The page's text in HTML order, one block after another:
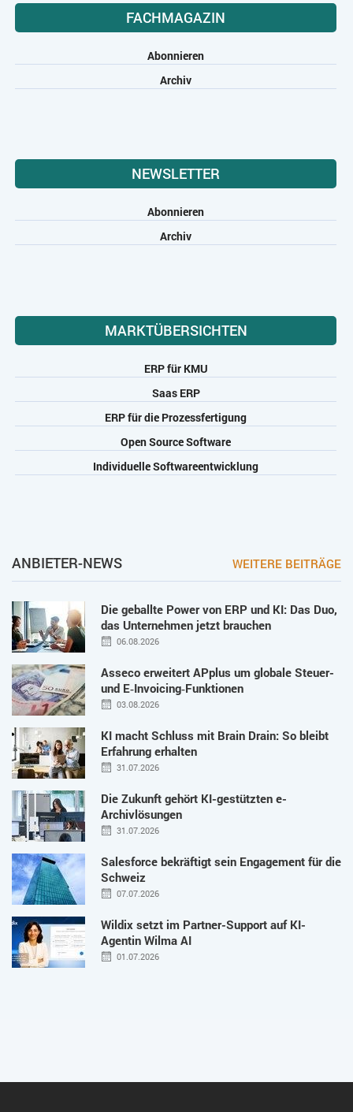
FACHMAGAZIN
Abonnieren
Archiv
NEWSLETTER
Abonnieren
Archiv
MARKTÜBERSICHTEN
ERP für KMU
Saas ERP
ERP für die Prozessfertigung
Open Source Software
Individuelle Softwareentwicklung
ANBIETER-NEWS WEITERE BEITRÄGE
Die geballte Power von ERP und KI: Das Duo,
das Unternehmen jetzt brauchen
06.08.2026
Asseco erweitert APplus um globale Steuer-
und E‑Invoicing‑Funktionen
03.08.2026
KI macht Schluss mit Brain Drain: So bleibt
Erfahrung erhalten
31.07.2026
Die Zukunft gehört KI-gestützten e-
Archivlösungen
31.07.2026
Salesforce bekräftigt sein Engagement für die
Schweiz
07.07.2026
Wildix setzt im Partner-Support auf KI-
Agentin Wilma AI
01.07.2026